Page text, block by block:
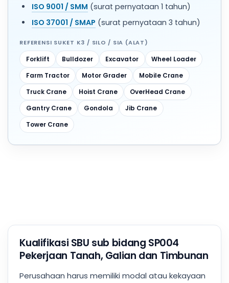
ISO 9001 / SMM (surat pernyataan 1 tahun)
ISO 37001 / SMAP (surat pernyataan 3 tahun)
REFERENSI SUKET K3 / SILO / SIA (ALAT)
Forklift Bulldozer Excavator
Wheel Loader
Farm Tractor
Motor Grader
Mobile Crane
Truck Crane
Hoist Crane
OverHead Crane
Gantry Crane
Gondola
Jib Crane
Tower Crane
Kualifikasi SBU sub bidang SP004
Pekerjaan Tanah, Galian dan Timbunan
Perusahaan harus memiliki modal atau kekayaan